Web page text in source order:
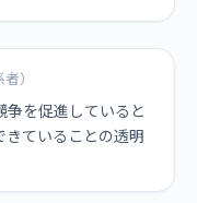
）
争を促進していると
ていることの透明